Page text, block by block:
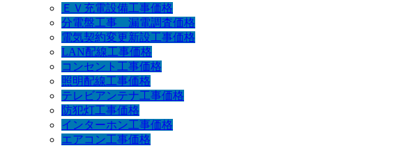
ＥＶ充電設備工事価格
分電盤工事 漏電調査価格
電気契約変更新設工事価格
LAN配線工事価格
コンセント工事価格
照明配線工事価格
テレビアンテナ工事価格
防犯灯工事価格
インターホン工事価格
エアコン工事価格